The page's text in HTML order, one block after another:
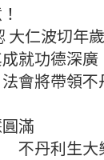
仁波切年歲
就功德深
會將帶領
滿
樂中